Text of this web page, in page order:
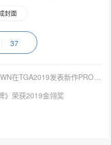
封面
37
上一篇：吃鸡之父PLAYERUNKNOWN在TGA2019发表新作PROLOGUE
》荣获2019金翎奖